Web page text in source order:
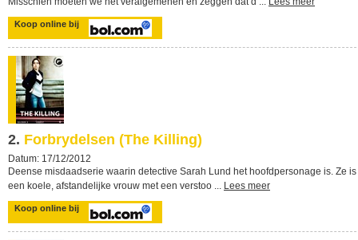
Koop online bij
2. Forbrydelsen (The Killing)
Datum: 17/12/2012
Deense misdaadserie waarin detective Sarah Lund het hoofdpersonage is. Ze is
een koele, afstandelijke vrouw met een verstoo ... Lees meer
Koop online bij